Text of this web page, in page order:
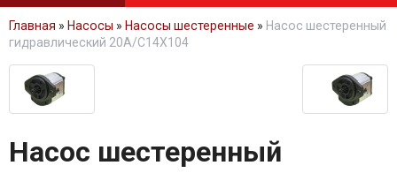
Главная » Насосы » Насосы шестеренные » Насос шестеренный
гидравлический 20A/C14X104
Насос шестеренный